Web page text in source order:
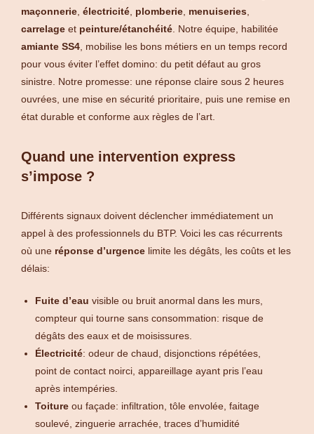
maçonnerie électricité plomberie menuiseries
carrelage et peinture/étanchéité . Notre équipe, habilitée
amiante SS4 , mobilise les bons métiers en un temps record
pour vous éviter l’effet domino: du petit défaut au gros
sinistre. Notre promesse: une réponse claire sous 2 heures
ouvrées, une mise en sécurité prioritaire, puis une remise en
état durable et conforme aux règles de l’art.
Quand une intervention express
s’impose ?
Différents signaux doivent déclencher immédiatement un
appel à des professionnels du BTP. Voici les cas récurrents
où une réponse d’urgence limite les dégâts, les coûts et les
délais:
Fuite d’eau visible ou bruit anormal dans les murs,
compteur qui tourne sans consommation: risque de
dégâts des eaux et de moisissures.
Électricité: odeur de chaud, disjonctions répétées,
point de contact noirci, appareillage ayant pris l’eau
après intempéries.
Toiture ou façade: infiltration, tôle envolée, faitage
soulevé, zinguerie arrachée, traces d’humidité